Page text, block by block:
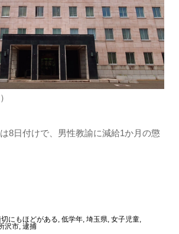
8日付けで、男性教諭に減給1か月の懲
にもほどがある, 低学年, 埼玉県, 女子児童,
沢市, 逮捕